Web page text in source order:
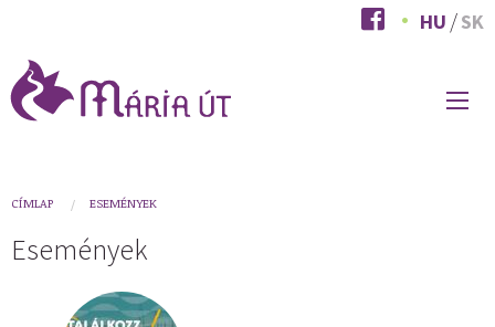
tartalomra
HU SK
You
are
CÍMLAP ESEMÉNYEK
Események